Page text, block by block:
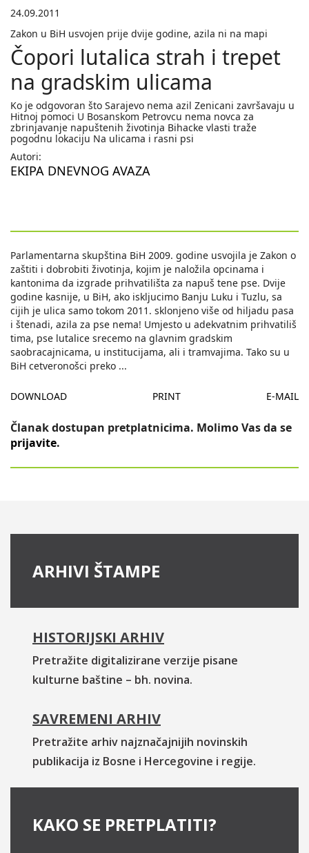
24.09.2011
Zakon u BiH usvojen prije dvije godine, azila ni na mapi
Čopori lutalica strah i trepet
na gradskim ulicama
Ko je odgovoran što Sarajevo nema azil Zenicani završavaju u
Hitnoj pomoci U Bosanskom Petrovcu nema novca za
zbrinjavanje napuštenih životinja Bihacke vlasti traže
pogodnu lokaciju Na ulicama i rasni psi
Autori:
EKIPA DNEVNOG AVAZA
Parlamentarna skupština BiH 2009. godine usvojila je Zakon o
zaštiti i dobrobiti životinja, kojim je naložila opcinama i
kantonima da izgrade prihvatilišta za napuš tene pse. Dvije
godine kasnije, u BiH, ako iskljucimo Banju Luku i Tuzlu, sa
cijih je ulica samo tokom 2011. sklonjeno više od hiljadu pasa
i štenadi, azila za pse nema! Umjesto u adekvatnim prihvatiliš
tima, pse lutalice srecemo na glavnim gradskim
saobracajnicama, u institucijama, ali i tramvajima. Tako su u
BiH cetveronošci preko ...
DOWNLOAD PRINT E-MAIL
Članak dostupan pretplatnicima. Molimo Vas da se
prijavite.
ARHIVI ŠTAMPE
HISTORIJSKI ARHIV
Pretražite digitalizirane verzije pisane
kulturne baštine – bh. novina.
SAVREMENI ARHIV
Pretražite arhiv najznačajnijih novinskih
publikacija iz Bosne i Hercegovine i regije.
KAKO SE PRETPLATITI?